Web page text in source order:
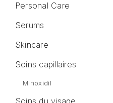
Personal Care
Serums
Skincare
Soins capillaires
Minoxidil
Soins du visage